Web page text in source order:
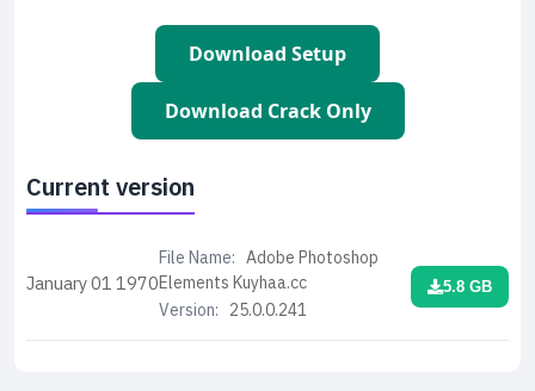
Download Setup
Download Crack Only
Current version
January 011970
File Name: Adobe Photoshop
Elements Kuyhaa.cc
Version: 25.0.0.241
5.8 GB